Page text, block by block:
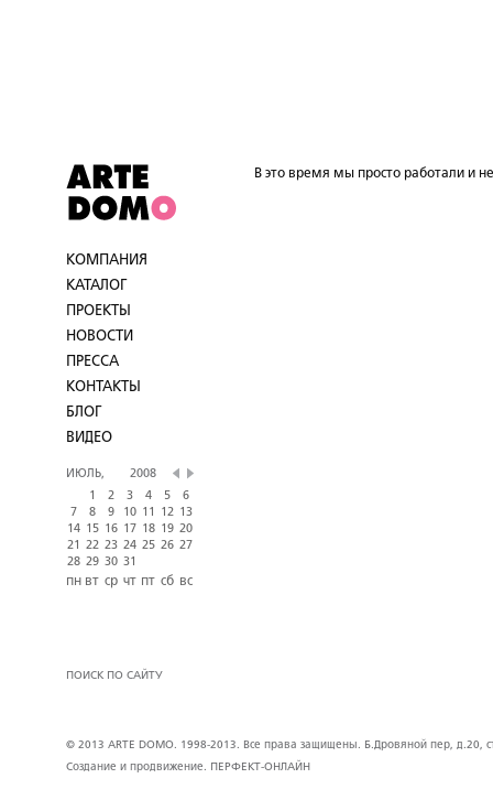
КОМПАНИЯ
КАТАЛОГ
ПРОЕКТЫ
НОВОСТИ
ПРЕССА
КОНТАКТЫ
БЛОГ
ВИДЕО
ИЮЛЬ,
2008
1
2 3 4 5
6
7
8 9 10 11 12
13
14 15 16 17 18 19 20
21
22 23 24 25 26 27
28 29 30 31
пн вт ср чт пт сб вс
ПОИСК ПО САЙТУ
В это время мы просто работали и
© 2013 ARTE DOMO. 1998-2013. Все права защищены. Б.Дровяной пер, д.20,
Создание и продвижение.
ПЕРФЕКТ-ОНЛАЙН